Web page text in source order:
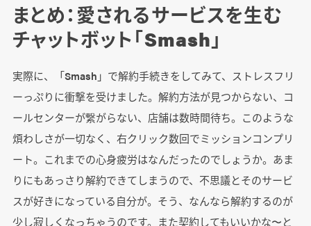
まとめ：愛されるサービスを生む
チャットボット「Smash」
実際に、「Smash」で解約手続きをしてみて、ストレスフリ
ーっぷりに衝撃を受けました。解約方法が見つからない、コ
ールセンターが繋がらない、店舗は数時間待ち。このような
煩わしさが一切なく、右クリック数回でミッションコンプリ
ート。これまでの心身疲労はなんだったのでしょうか。あま
りにもあっさり解約できてしまうので、不思議とそのサービ
スが好きになっている自分が。そう、なんなら解約するのが
少し寂しくなっちゃうのです。また契約してもいいかな〜と